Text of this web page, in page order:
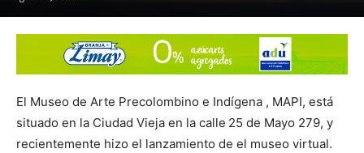
El Museo de Arte Precolombino e Indígena , MAPI, está
situado en la Ciudad Vieja en la calle 25 de Mayo 279, y
recientemente hizo el lanzamiento de el museo virtual.